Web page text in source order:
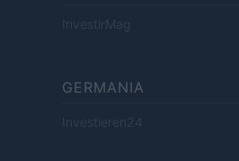
InvestirMag
GERMANIA
Investieren24